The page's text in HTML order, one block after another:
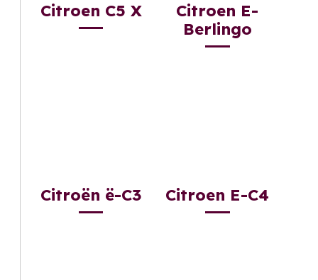
Citroen C5 X
Citroen E-
Berlingo
Citroën ë-C3 Citroen E-C4